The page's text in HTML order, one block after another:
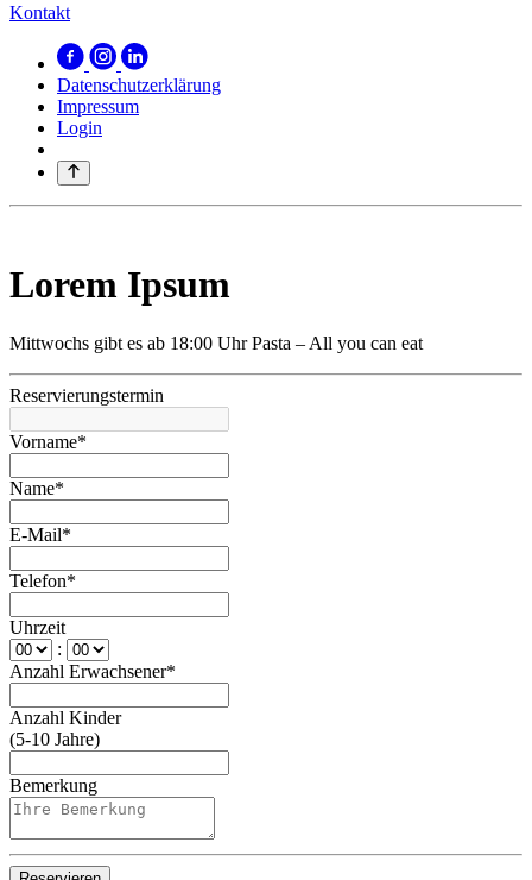
Kontakt
Datenschutzerklärung
Impressum
Login
Lorem Ipsum
Mittwochs gibt es ab 18:00 Uhr Pasta – All you can eat
Reservierungstermin
Vorname*
Name*
E-Mail*
Telefon*
Uhrzeit
:
Anzahl Erwachsener*
Anzahl Kinder
(5-10 Jahre)
Bemerkung